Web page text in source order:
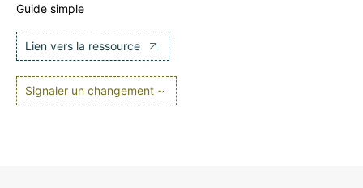
Guide simple
Lien vers la ressource
Signaler un changement ~